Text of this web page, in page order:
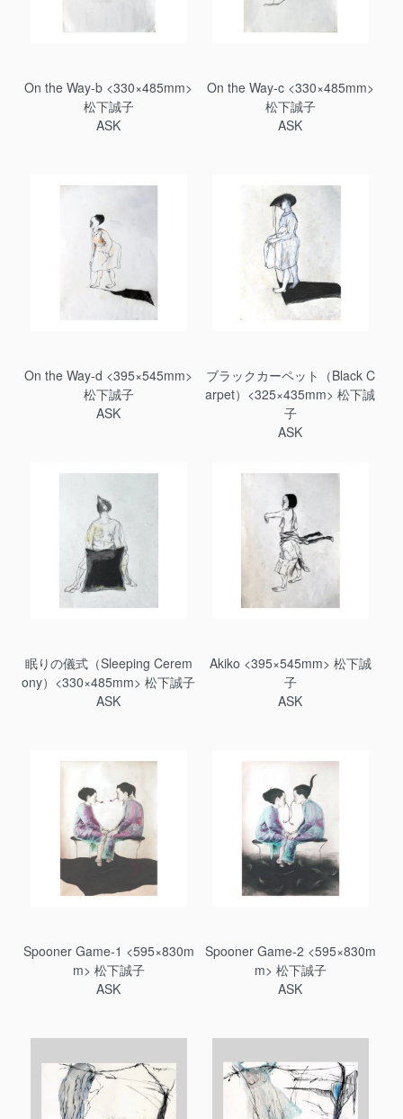
On the Way-b <330×485mm>
松下誠子
ASK
On the Way-c <330×485mm>
松下誠子
ASK
On the Way-d <395×545mm>
松下誠子
ASK
ブラックカーペット（Black C
arpet）<325×435mm> 松下誠
子
ASK
眠りの儀式（Sleeping Cerem
ony）<330×485mm> 松下誠子
ASK
Akiko <395×545mm> 松下誠
子
ASK
Spooner Game-1 <595×830m
m> 松下誠子
ASK
Spooner Game-2 <595×830m
m> 松下誠子
ASK